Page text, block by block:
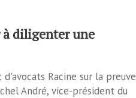
diligenter une
Racine sur la preuve
André, vice-président du